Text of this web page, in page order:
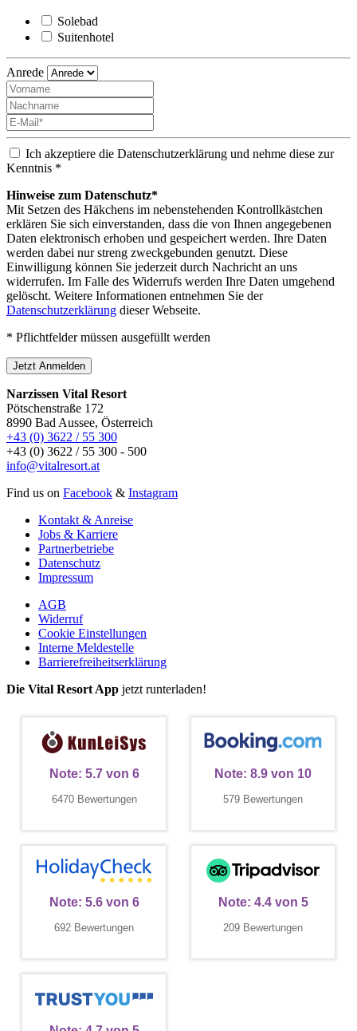
Solebad
Suitenhotel
Anrede
Ich akzeptiere die Datenschutzerklärung und nehme diese zur
Kenntnis *
Hinweise zum Datenschutz*
Mit Setzen des Häkchens im nebenstehenden Kontrollkästchen
erklären Sie sich einverstanden, dass die von Ihnen angegebenen
Daten elektronisch erhoben und gespeichert werden. Ihre Daten
werden dabei nur streng zweckgebunden genutzt. Diese
Einwilligung können Sie jederzeit durch Nachricht an uns
widerrufen. Im Falle des Widerrufs werden Ihre Daten umgehend
gelöscht. Weitere Informationen entnehmen Sie der
Datenschutzerklärung dieser Webseite.
* Pflichtfelder müssen ausgefüllt werden
Jetzt Anmelden
Narzissen Vital Resort
Pötschenstraße 172
8990 Bad Aussee, Österreich
+43 (0) 3622 / 55 300
+43 (0) 3622 / 55 300 - 500
info@vitalresort.at
Find us on Facebook & Instagram
Kontakt & Anreise
Jobs & Karriere
Partnerbetriebe
Datenschutz
Impressum
AGB
Widerruf
Cookie Einstellungen
Interne Meldestelle
Barrierefreiheitserklärung
Die Vital Resort App jetzt runterladen!
Note: 5.7 von 6
6470 Bewertungen
Note: 8.9 von 10
579 Bewertungen
Note: 5.6 von 6
692 Bewertungen
Note: 4.4 von 5
209 Bewertungen